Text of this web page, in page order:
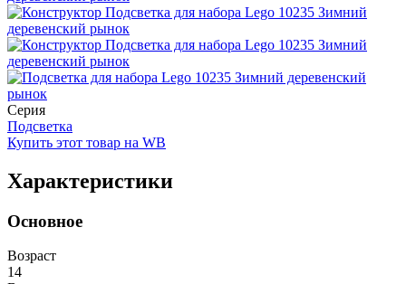
Серия
Подсветка
Купить этот товар на WB
Характеристики
Основное
Возраст
14